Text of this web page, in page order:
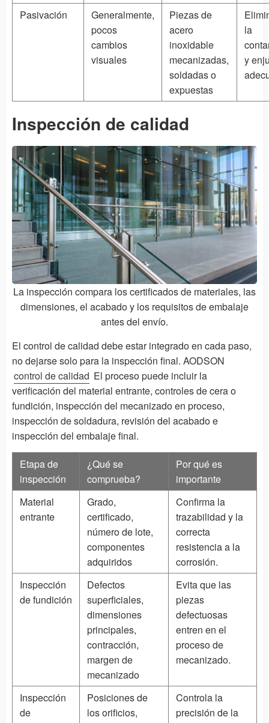
Pasivación
Generalmente,
pocos
cambios
visuales
Piezas de
acero
inoxidable
mecanizadas,
soldadas o
expuestas
la
y
Inspección de calidad
La inspección compara los certificados de materiales, las
dimensiones, el acabado y los requisitos de embalaje
antes del envío.
El control de calidad debe estar integrado en cada paso,
no dejarse solo para la inspección final. AODSON
control de calidad El proceso puede incluir la
verificación del material entrante, controles de cera o
fundición, inspección del mecanizado en proceso,
inspección de soldadura, revisión del acabado e
inspección del embalaje final.
Etapa de
inspección
¿Qué se
comprueba?
Por qué es
importante
Material
entrante
Grado,
certificado,
número de lote,
componentes
adquiridos
Confirma la
trazabilidad y la
correcta
resistencia a la
corrosión.
Inspección
de fundición
Defectos
superficiales,
dimensiones
principales,
contracción,
margen de
mecanizado
Evita que las
piezas
defectuosas
entren en el
proceso de
mecanizado.
Inspección
de
Posiciones de
los orificios,
Controla la
precisión de la